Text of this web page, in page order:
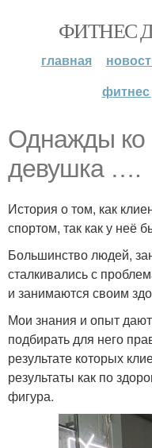
ФИТНЕС
главная
фитнес
Однажды
девушка ….
История о том, как
спортом, так как у неё
Большинство людей,
сталкивались с
и занимаются своим
Мои знания и опыт
подбирать для него
результате которых
результаты как по
фигура.